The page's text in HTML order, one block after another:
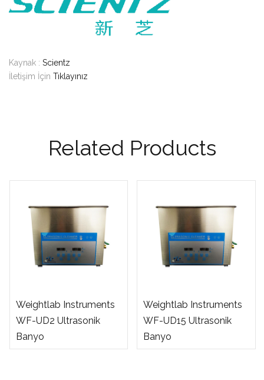
Kaynak : Scientz
İletişim İçin Tıklayınız
Related Products
Weightlab Instruments
WF-UD2 Ultrasonik
Banyo
Weightlab Instruments
WF-UD15 Ultrasonik
Banyo